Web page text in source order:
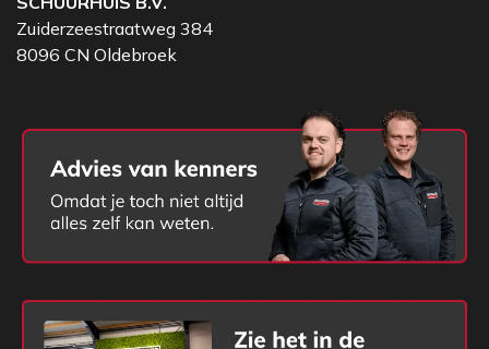
dul staat. Dit bepaalt of een schop of bats is
ontworpen om mee te steken of scheppen. De
dul, wanneer het blad vlak op de grond ligt.
Recht: de steel staat zo goed als recht op het blad
1/4: de dul is 35 mm opgebogen, bijvoorbeeld voor
steekbatsen
1/2: de dul is 55 mm opgebogen, bijvoorbeeld voor
3/4: de dul is 70cm opgebogen, bijvoorbeeld bij
Zuiderzeestraatweg 384
8096 CN Oldebroek